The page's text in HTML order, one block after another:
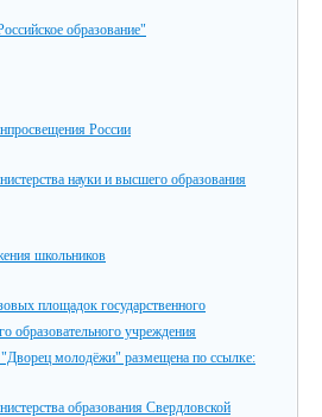
образование"
России
науки и высшего образования
школьников
площадок государственного
образовательного учреждения
"Дворец молодёжи" размещена по ссылке:
образования Свердловской